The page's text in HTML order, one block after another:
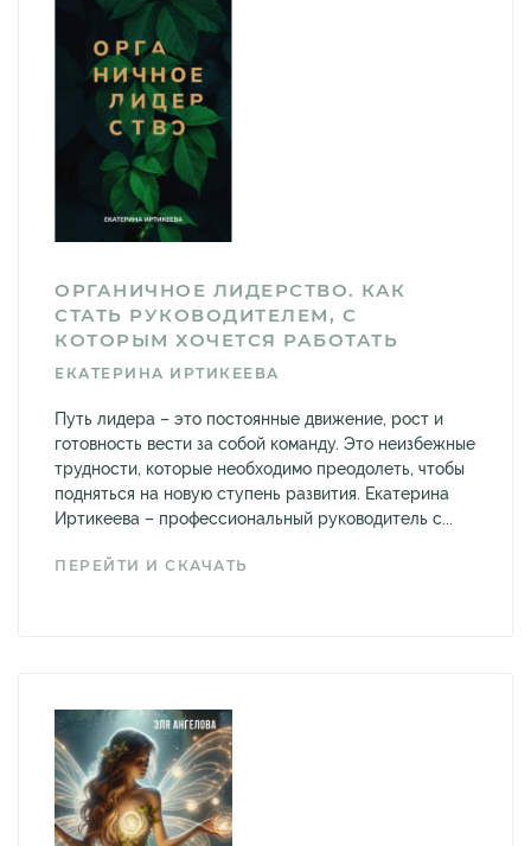
ОРГАНИЧНОЕ ЛИДЕРСТВО. КАК
СТАТЬ РУКОВОДИТЕЛЕМ, С
КОТОРЫМ ХОЧЕТСЯ РАБОТАТЬ
ЕКАТЕРИНА ИРТИКЕЕВА
Путь лидера – это постоянные движение, рост и
готовность вести за собой команду. Это неизбежные
трудности, которые необходимо преодолеть, чтобы
подняться на новую ступень развития. Екатерина
Иртикеева – профессиональный руководитель с...
ПЕРЕЙТИ И СКАЧАТЬ